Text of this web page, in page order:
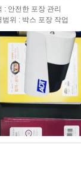
: 안전한 포장 관리
범위 : 박스 포장 작업